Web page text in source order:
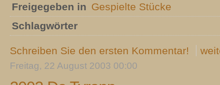
Freigegeben in Gespielte Stücke
Schlagwörter
Schreiben Sie den ersten Kommentar!
Freitag, 22 August 2003 00:00